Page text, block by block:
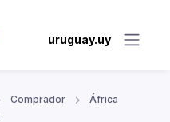
uruguay.uy
Comprador
África